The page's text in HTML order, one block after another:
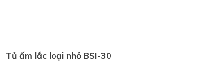
Tủ ấm lắc loại nhỏ BSI-30